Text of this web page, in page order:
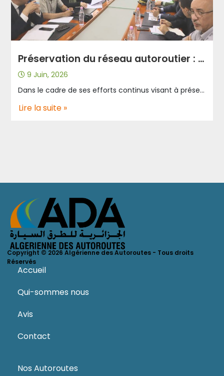
Préservation du réseau autoroutier : renforcement de la coordination pour le contrôle du poids et de la charge à l’essieu.
9 Juin, 2026
Dans le cadre de ses efforts continus visant à préserver le réseau autoroutier national et à renforcer la sécurité routière, l’Algérienne des Autoroutes a participé, aux côtés du ministère des Travaux Publics et des Infrastructures et du ministère de la Défense Nationale, représenté par la Gendarmerie nationale, à une réunion de coordination consacrée à la finalisation du projet de convention relatif au contrôle du poids et de la charge à l’essieu des véhicules de transport de marchandises. Cette rencontre a permis d’examiner les modalités d’acquisition, de déploiement et d’exploitation des équipements de contrôle, ainsi que les mécanismes de constatation des infractions liées au dépassement des limites de poids autorisées. Elle constitue une étape importante dans le renforcement de la coordination entre les différents acteurs concernés afin de lutter efficacement contre la surcharge des poids lourds. La surcharge représente l’un des principaux facteurs de dégradation prématurée des infrastructures routières, d’augmentation des couts d’entretien et de la mise en danger des usagers de la route. La mise en œuvre de ce dispositif contribuera ainsi à préserver le patrimoine autoroutier national tout en améliorant les conditions de circulation et le niveau de sécurité. Ce projet s’inscrit dans le cadre de la mise en œuvre de la nouvelle loi relative au code de la route, qui renforce les mécanismes de contrôle du poids et la charge à l’essieu des véhicules de transport de marchandises. L’Algérienne des Autoroutes réaffirme son engagement à poursuivre sa collaboration avec l’ensemble des institutions et organismes concernées afin de protéger le réseau autoroutier national, d’améliorer sa disponibilité et sa durabilité, et d’offrir aux usagers une mobilité plus sure, plus fluide et plus durable.
Lire la suite »
Copyright © 2026 Algérienne des Autoroutes - Tous droits
Réservés
Accueil
Qui-sommes nous
Avis
Contact
Nos Autoroutes